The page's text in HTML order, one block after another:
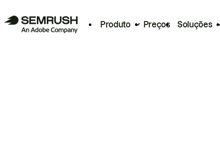
Produto Preços Soluções